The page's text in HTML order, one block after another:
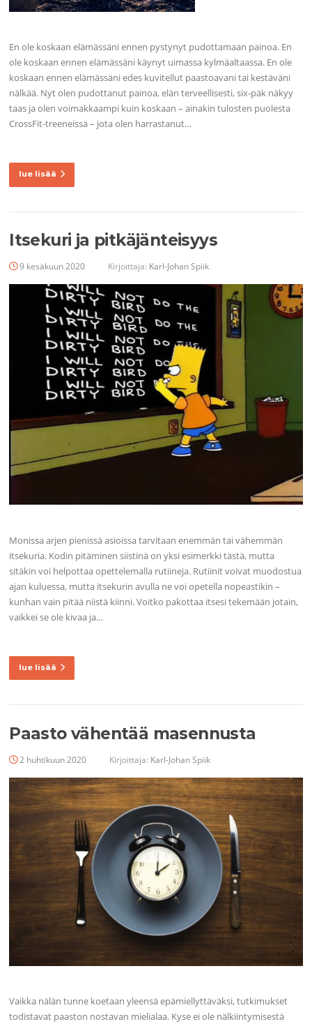
En ole koskaan elämässäni ennen pystynyt pudottamaan painoa. En
ole koskaan ennen elämässäni käynyt uimassa kylmäaltaassa. En ole
koskaan ennen elämässäni edes kuvitellut paastoavani tai kestäväni
nälkää. Nyt olen pudottanut painoa, elän terveellisesti, six-päk näkyy
taas ja olen voimakkaampi kuin koskaan – ainakin tulosten puolesta
CrossFit-treeneissä – jota olen harrastanut…
lue lisää
Itsekuri ja pitkäjänteisyys
9 kesäkuun 2020 Kirjoittaja: Karl-Johan Spiik
Monissa arjen pienissä asioissa tarvitaan enemmän tai vähemmän
itsekuria. Kodin pitäminen siistinä on yksi esimerkki tästä, mutta
sitäkin voi helpottaa opettelemalla rutiineja. Rutiinit voivat muodostua
ajan kuluessa, mutta itsekurin avulla ne voi opetella nopeastikin –
kunhan vain pitää niistä kiinni. Voitko pakottaa itsesi tekemään jotain,
vaikkei se ole kivaa ja…
lue lisää
Paasto vähentää masennusta
2 huhtikuun 2020 Kirjoittaja: Karl-Johan Spiik
Vaikka nälän tunne koetaan yleensä epämiellyttäväksi, tutkimukset
todistavat paaston nostavan mielialaa. Kyse ei ole nälkiintymisestä